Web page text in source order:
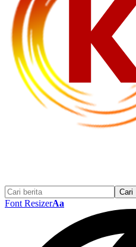
Font ResizerAa